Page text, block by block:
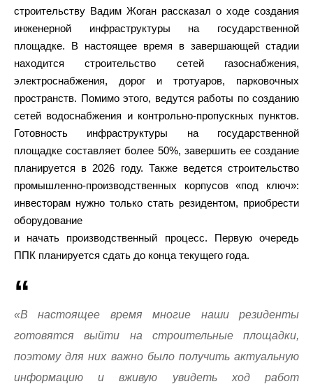
строительству Вадим Жоган рассказал о ходе создания
инженерной инфраструктуры на государственной
площадке. В настоящее время в завершающей стадии
находится строительство сетей газоснабжения,
электроснабжения, дорог и тротуаров, парковочных
пространств. Помимо этого, ведутся работы по созданию
сетей водоснабжения и контрольно-пропускных пунктов.
Готовность инфраструктуры на государственной
площадке составляет более 50%, завершить ее создание
планируется в 2026 году. Также ведется строительство
промышленно-производственных корпусов «под ключ»:
инвесторам нужно только стать резидентом, приобрести
оборудование
и начать производственный процесс. Первую очередь
ППК планируется сдать до конца текущего года.
«В настоящее время многие наши резиденты
готовятся выйти на строительные площадки,
поэтому для них важно было получить актуальную
информацию и вживую увидеть ход работ